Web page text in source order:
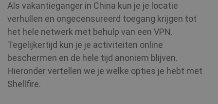
Als vakantieganger in China kun je je locatie
verhullen en ongecensureerd toegang krijgen tot
het hele netwerk met behulp van een VPN.
Tegelijkertijd kun je je activiteiten online
beschermen en de hele tijd anoniem blijven.
Hieronder vertellen we je welke opties je hebt met
Shellfire.
hmt_id
Intuition
Machines, Inc.
api.hcaptcha.com